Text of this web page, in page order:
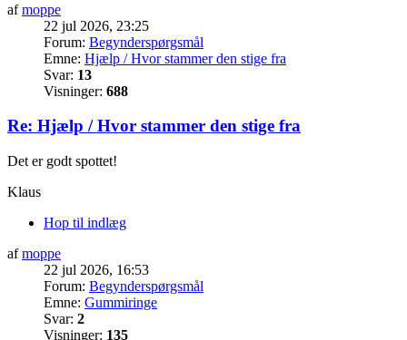
afmoppe
22 jul 2026, 23:25
Forum: Begynderspørgsmål
Emne: Hjælp / Hvor stammer den stige fra
Svar: 13
Visninger: 688
Re: Hjælp / Hvor stammer den stige fra
Det er godt spottet!
Klaus
Hop til indlæg
afmoppe
22 jul 2026, 16:53
Forum: Begynderspørgsmål
Emne: Gummiringe
Svar: 2
Visninger: 135